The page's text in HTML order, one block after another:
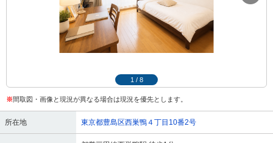
1 / 8
※間取図・画像と現況が異なる場合は現況を優先とします。
所在地 東京都豊島区西巣鴨４丁目10番2号